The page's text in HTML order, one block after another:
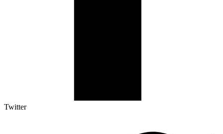
Twitter